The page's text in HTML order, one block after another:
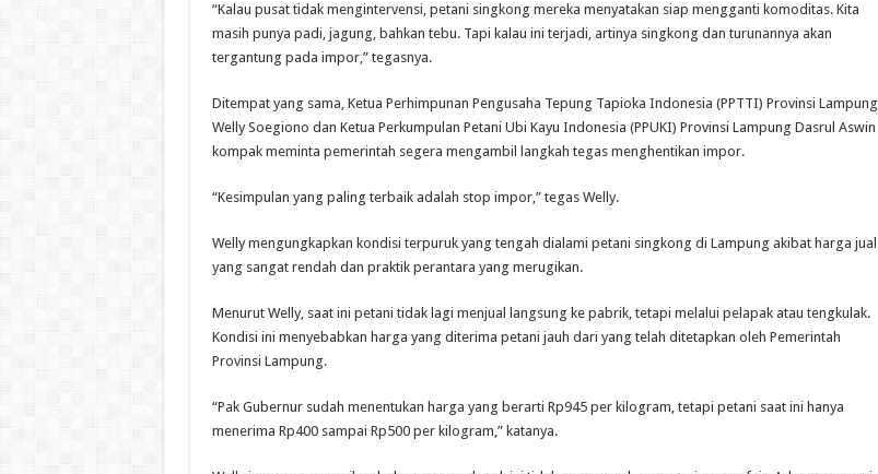
“Kalau pusat tidak mengintervensi, petani singkong mereka menyatakan siap mengganti komoditas. Kita
masih punya padi, jagung, bahkan tebu. Tapi kalau ini terjadi, artinya singkong dan turunannya akan
tergantung pada impor,” tegasnya.
Ditempat yang sama, Ketua Perhimpunan Pengusaha Tepung Tapioka Indonesia (PPTTI) Provinsi Lampung
Welly Soegiono dan Ketua Perkumpulan Petani Ubi Kayu Indonesia (PPUKI) Provinsi Lampung Dasrul Aswin
kompak meminta pemerintah segera mengambil langkah tegas menghentikan impor.
“Kesimpulan yang paling terbaik adalah stop impor,” tegas Welly.
Welly mengungkapkan kondisi terpuruk yang tengah dialami petani singkong di Lampung akibat harga jual
yang sangat rendah dan praktik perantara yang merugikan.
Menurut Welly, saat ini petani tidak lagi menjual langsung ke pabrik, tetapi melalui pelapak atau tengkulak.
Kondisi ini menyebabkan harga yang diterima petani jauh dari yang telah ditetapkan oleh Pemerintah
Provinsi Lampung.
“Pak Gubernur sudah menentukan harga yang berarti Rp945 per kilogram, tetapi petani saat ini hanya
menerima Rp400 sampai Rp500 per kilogram,” katanya.